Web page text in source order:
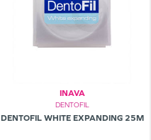
INAVA
DENTOFIL
DENTOFIL WHITE EXPANDING 25M